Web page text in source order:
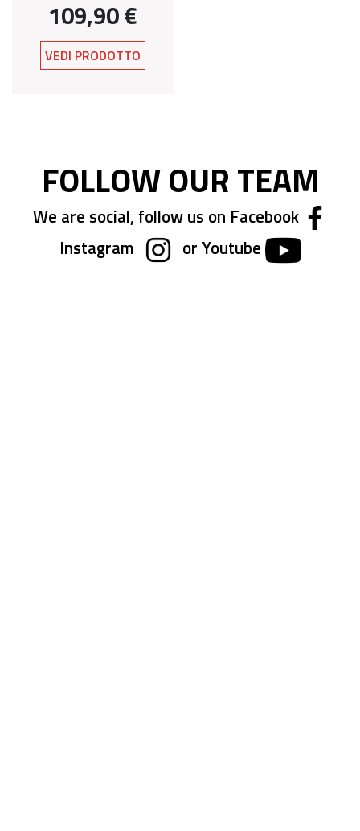
109,90 €
VEDI PRODOTTO
FOLLOW OUR TEAM
We are social, follow us on Facebook
Instagram
or Youtube